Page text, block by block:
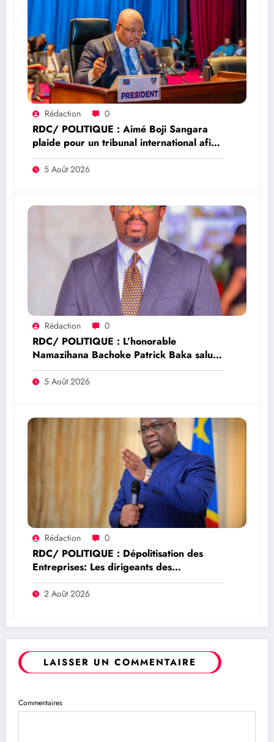
Rédaction 0
RDC/ POLITIQUE : Aimé Boji Sangara
plaide pour un tribunal international afin
de rendre justice aux victimes des conflits
en RDC
5 Août 2026
Rédaction 0
RDC/ POLITIQUE : L’honorable
Namazihana Bachoke Patrick Baka salue
la suspension de l’arrêté interministériel
sur l’économie numérique
5 Août 2026
Rédaction 0
RDC/ POLITIQUE : Dépolitisation des
Entreprises: Les dirigeants des
entreprises publiques bientôt recrutés par
concours
2 Août 2026
LAISSER UN COMMENTAIRE
Commentaires